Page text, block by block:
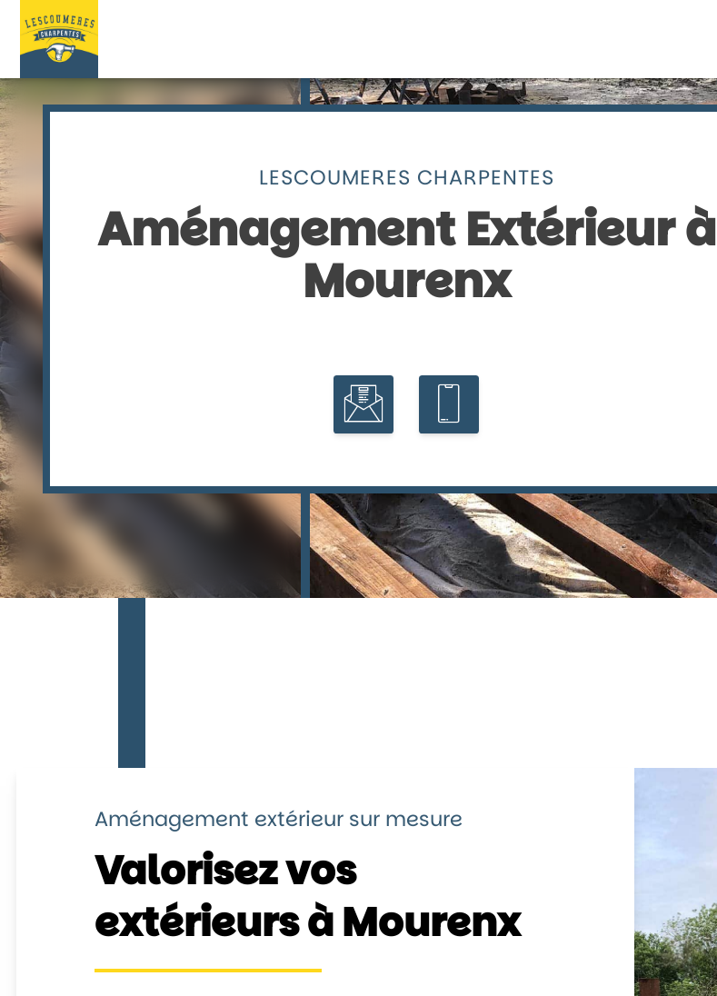
content
LESCOUMERES CHARPENTES
Aménagement Extérieur à
Mourenx
Aménagement extérieur sur mesure
Valorisez vos
extérieurs à Mourenx